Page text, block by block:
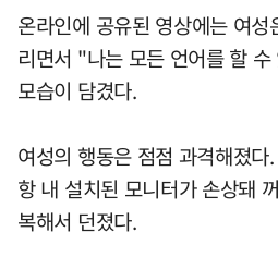
온라인에 공유된 영상에는 여
리면서 "나는 모든 언어를 할
모습이 담겼다.
여성의 행동은 점점 과격해졌
항 내 설치된 모니터가 손상돼
복해서 던졌다.